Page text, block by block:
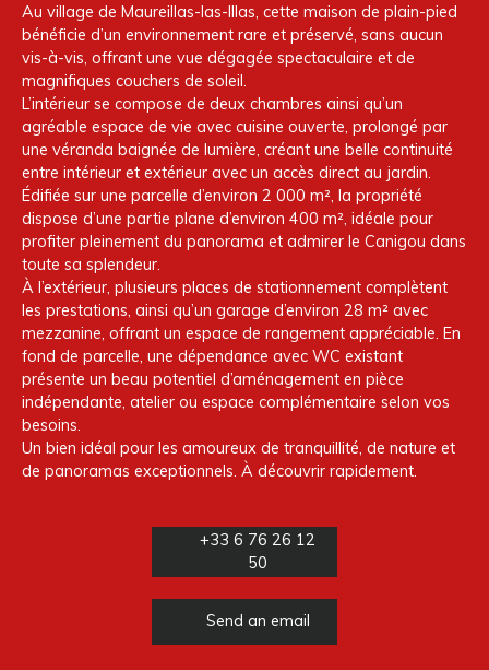
Au village de Maureillas-las-Illas, cette maison de plain-pied
bénéficie d’un environnement rare et préservé, sans aucun
vis-à-vis, offrant une vue dégagée spectaculaire et de
magnifiques couchers de soleil.
L’intérieur se compose de deux chambres ainsi qu’un
agréable espace de vie avec cuisine ouverte, prolongé par
une véranda baignée de lumière, créant une belle continuité
entre intérieur et extérieur avec un accès direct au jardin.
Édifiée sur une parcelle d’environ 2 000 m², la propriété
dispose d’une partie plane d’environ 400 m², idéale pour
profiter pleinement du panorama et admirer le Canigou dans
toute sa splendeur.
À l’extérieur, plusieurs places de stationnement complètent
les prestations, ainsi qu’un garage d’environ 28 m² avec
mezzanine, offrant un espace de rangement appréciable. En
fond de parcelle, une dépendance avec WC existant
présente un beau potentiel d’aménagement en pièce
indépendante, atelier ou espace complémentaire selon vos
besoins.
Un bien idéal pour les amoureux de tranquillité, de nature et
de panoramas exceptionnels. À découvrir rapidement.
+33 6 76 26 12
50
Send an email